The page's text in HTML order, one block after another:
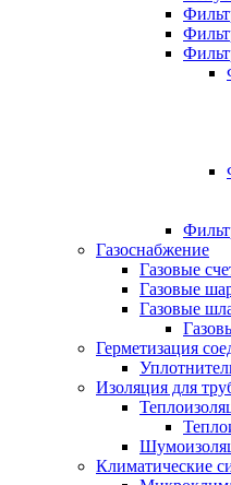
Газоснабжение
Газовые
Газовые
Газовые
Герметизация
Изоляция для
Климатические